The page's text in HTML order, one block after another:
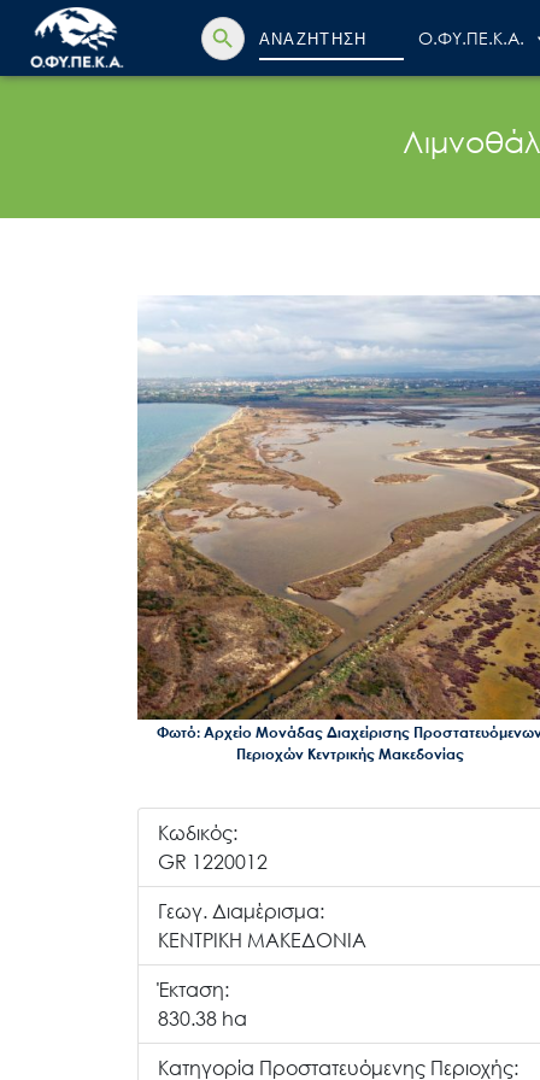
Search
for:
Search Button
Ο.ΦΥ.ΠΕ.Κ.Α.
Φωτό: Αρχείο Μονάδας Διαχείρισης
Περιοχών Κεντρικής Μακεδονίας
Κωδικός:
GR 1220012
Γεωγ. Διαμέρισμα:
ΚΕΝΤΡΙΚΗ ΜΑΚΕΔΟΝΙΑ
Έκταση:
830.38 ha
Κατηγορία Προστατευόμενης Περιοχής: